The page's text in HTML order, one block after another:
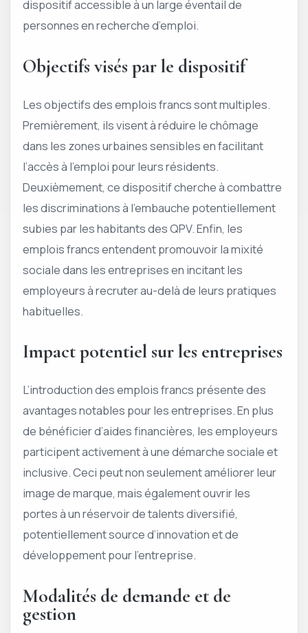
dispositif accessible à un large éventail de
personnes en recherche d’emploi.
Objectifs visés par le dispositif
Les objectifs des emplois francs sont multiples.
Premièrement, ils visent à réduire le chômage
dans les zones urbaines sensibles en facilitant
l’accès à l’emploi pour leurs résidents.
Deuxièmement, ce dispositif cherche à combattre
les discriminations à l’embauche potentiellement
subies par les habitants des QPV. Enfin, les
emplois francs entendent promouvoir la mixité
sociale dans les entreprises en incitant les
employeurs à recruter au-delà de leurs pratiques
habituelles.
Impact potentiel sur les entreprises
L’introduction des emplois francs présente des
avantages notables pour les entreprises. En plus
de bénéficier d’aides financières, les employeurs
participent activement à une démarche sociale et
inclusive. Ceci peut non seulement améliorer leur
image de marque, mais également ouvrir les
portes à un réservoir de talents diversifié,
potentiellement source d’innovation et de
développement pour l’entreprise.
Modalités de demande et de
gestion